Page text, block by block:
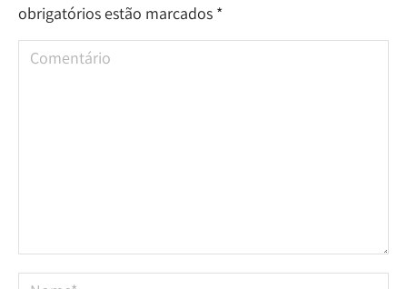
obrigatórios estão marcados *
Comentário